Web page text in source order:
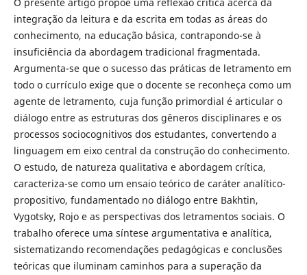
integração da leitura e da escrita em todas as áreas do
conhecimento, na educação básica, contrapondo-se à
insuficiência da abordagem tradicional fragmentada.
Argumenta-se que o sucesso das práticas de letramento em
todo o currículo exige que o docente se reconheça como um
agente de letramento, cuja função primordial é articular o
diálogo entre as estruturas dos gêneros disciplinares e os
processos sociocognitivos dos estudantes, convertendo a
linguagem em eixo central da construção do conhecimento.
O estudo, de natureza qualitativa e abordagem crítica,
caracteriza-se como um ensaio teórico de caráter analítico-
propositivo, fundamentado no diálogo entre Bakhtin,
Vygotsky, Rojo e as perspectivas dos letramentos sociais. O
trabalho oferece uma síntese argumentativa e analítica,
sistematizando recomendações pedagógicas e conclusões
teóricas que iluminam caminhos para a superação da